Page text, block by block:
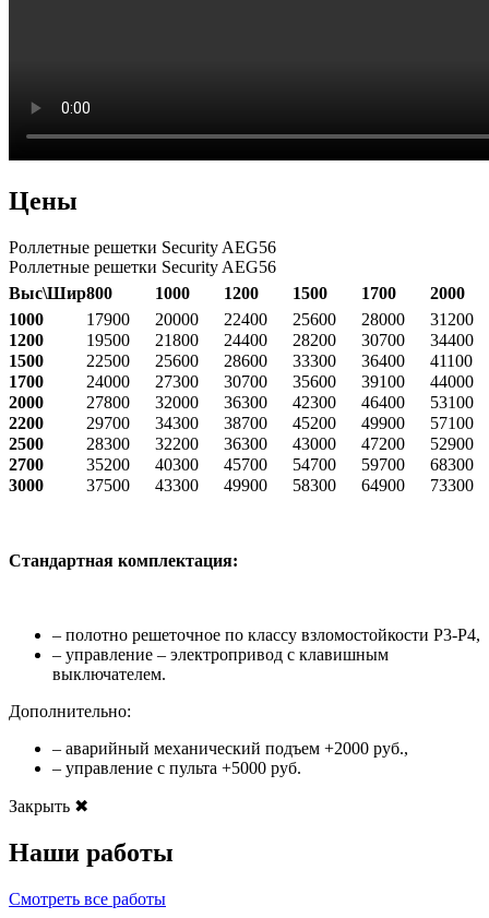
Цены
Роллетные решетки Security AEG56
Роллетные решетки Security AEG56
Выс\Шир800 1000 1200 1500 1700
2000
1000
17900 20000 22400 25600 28000
31200
1200
19500 21800 24400 28200 30700
34400
1500
22500 25600 28600 33300 36400
41100
1700
24000 27300 30700 35600 39100
44000
2000
27800 32000 36300 42300 46400
53100
2200
29700 34300 38700 45200 49900
57100
2500
28300 32200 36300 43000 47200
52900
2700
35200 40300 45700 54700 59700
68300
3000
37500 43300 49900 58300 64900 73300
Стандартная комплектация:
– полотно решеточное по классу взломостойкости Р3-Р4,
– управление – электропривод с клавишным
выключателем.
Дополнительно:
– аварийный механический подъем +2000 руб.,
– управление с пульта +5000 руб.
Закрыть ✖
Наши работы
Смотреть все работы